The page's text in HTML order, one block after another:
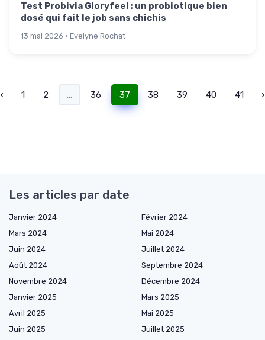
Test Probivia Gloryfeel : un probiotique bien
dosé qui fait le job sans chichis
13 mai 2026 · Evelyne Rochat
‹ 1 2 ... 36 37 38 39 40 41 ›
Les articles par date
Janvier 2024
Février 2024
Mars 2024
Mai 2024
Juin 2024
Juillet 2024
Août 2024
Septembre 2024
Novembre 2024
Décembre 2024
Janvier 2025
Mars 2025
Avril 2025
Mai 2025
Juin 2025
Juillet 2025